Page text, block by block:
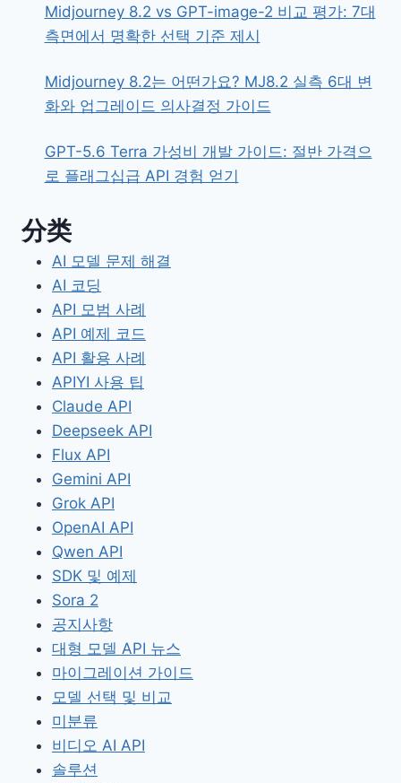
Midjourney 8.2 vs GPT-image-2 비교 평가: 7대
측면에서 명확한 선택 기준 제시
Midjourney 8.2는 어떤가요? MJ8.2 실측 6대 변
화와 업그레이드 의사결정 가이드
GPT-5.6 Terra 가성비 개발 가이드: 절반 가격으
로 플래그십급 API 경험 얻기
分类
AI 모델 문제 해결
AI 코딩
API 모범 사례
API 예제 코드
API 활용 사례
APIYI 사용 팁
Claude API
Deepseek API
Flux API
Gemini API
Grok API
OpenAI API
Qwen API
SDK 및 예제
Sora 2
공지사항
대형 모델 API 뉴스
마이그레이션 가이드
모델 선택 및 비교
미분류
비디오 AI API
솔루션